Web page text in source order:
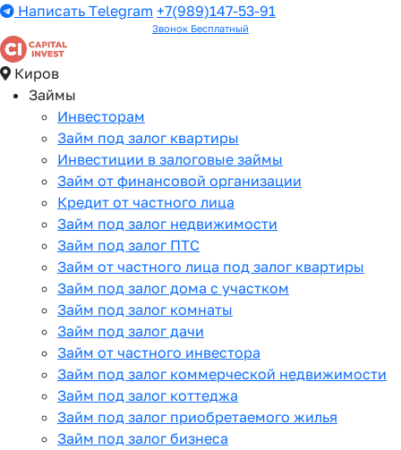
Написать Telegram +7(989)147-53-91
Звонок Бесплатный
Киров
Займы
Инвесторам
Займ под залог квартиры
Инвестиции в залоговые займы
Займ от финансовой организации
Кредит от частного лица
Займ под залог недвижимости
Займ под залог ПТС
Займ от частного лица под залог квартиры
Займ под залог дома с участком
Займ под залог комнаты
Займ под залог дачи
Займ от частного инвестора
Займ под залог коммерческой недвижимости
Займ под залог коттеджа
Займ под залог приобретаемого жилья
Займ под залог бизнеса